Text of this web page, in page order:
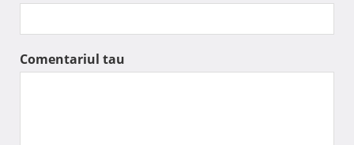
Comentariul tau